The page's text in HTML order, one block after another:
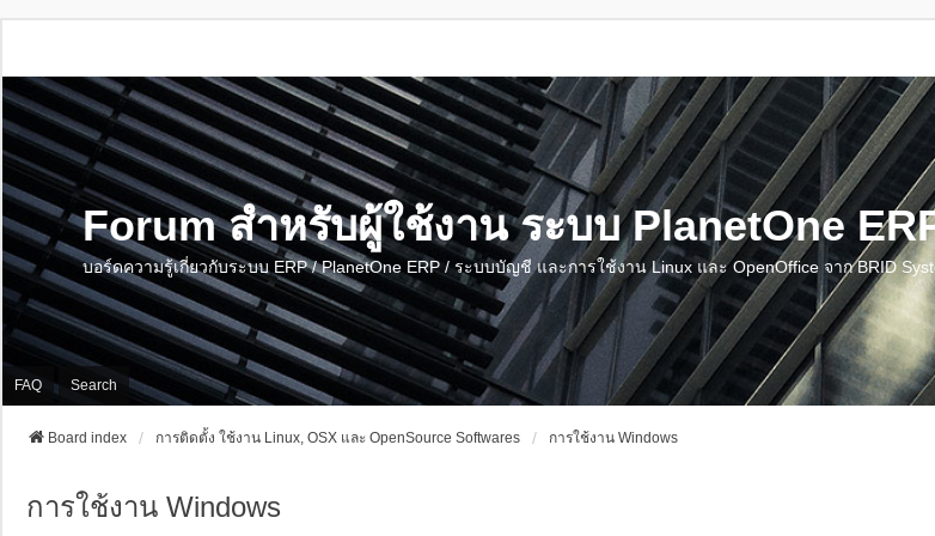
Forum สำหรับผู้ใช้งาน ระบบ PlanetOne
บอร์ดความรู้เกี่ยวกับระบบ ERP / PlanetOne ERP / ระบบบัญชี และการใช้งาน Linux และ OpenOffice จาก BRID
FAQ Search
Board index การติดตั้ง ใช้งาน Linux, OSX และ OpenSource Softwares การใช้งาน Windows
การใช้งาน Windows